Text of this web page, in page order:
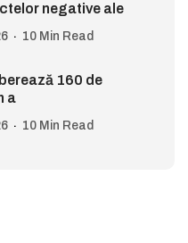
negative ale
10 Min Read
160 de
a
10 Min Read